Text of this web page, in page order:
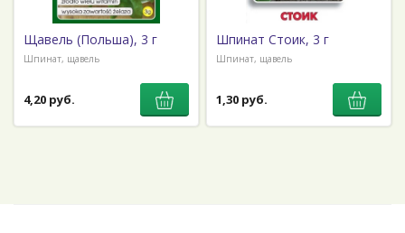
Щавель (Польша), 3 г
Шпинат, щавель
4,20 руб.
Шпинат Стоик, 3 г
Шпинат, щавель
1,30 руб.